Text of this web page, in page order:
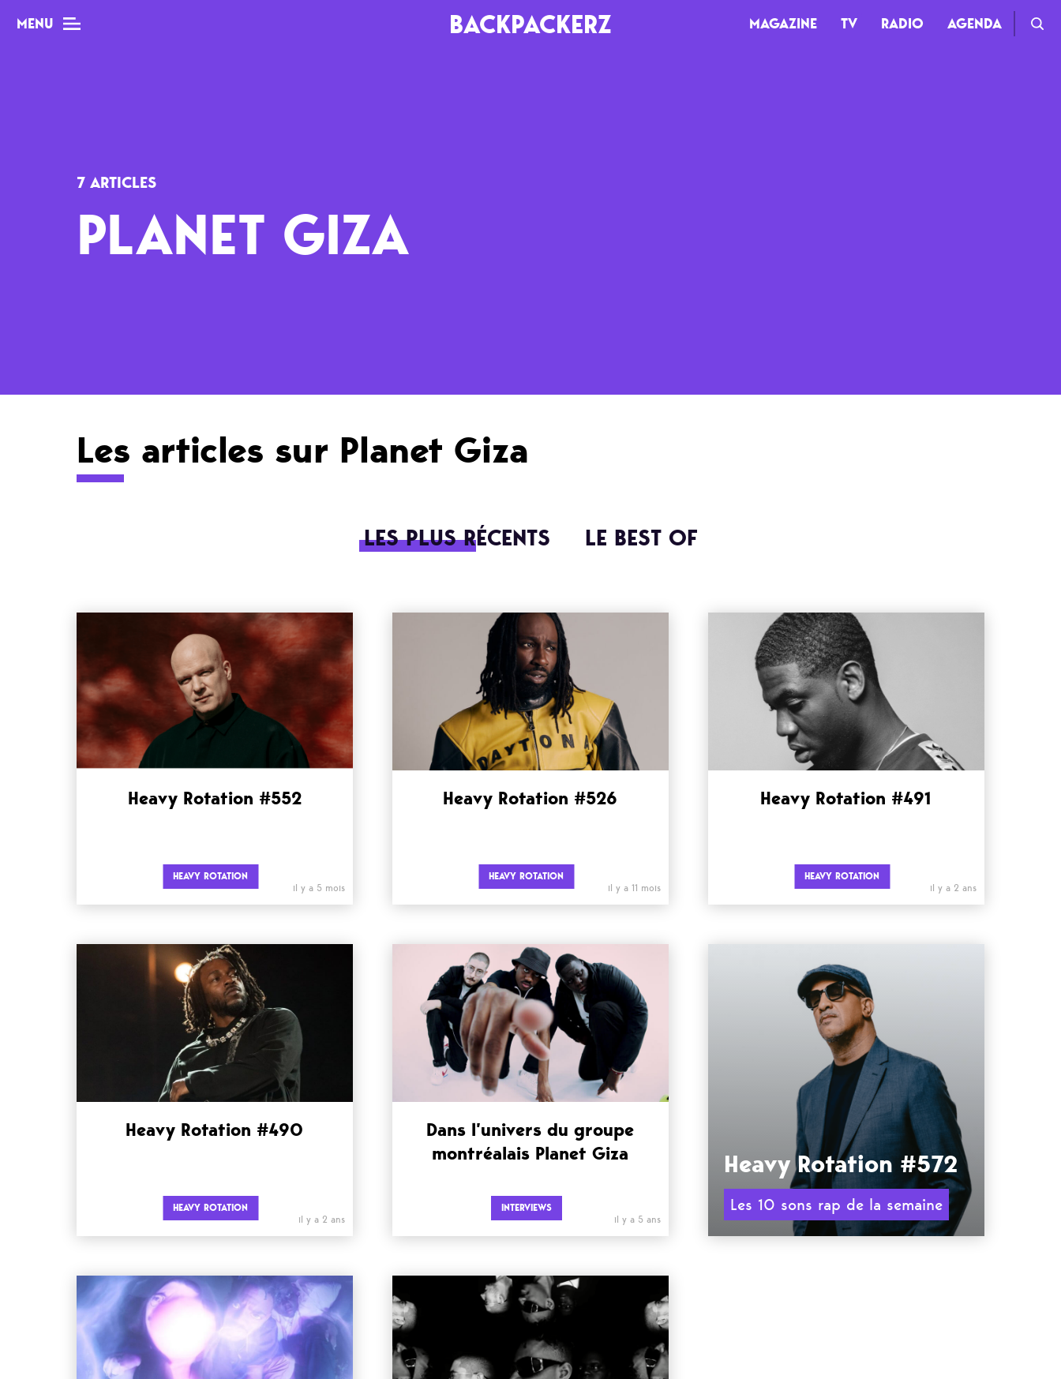
MENU BACKPACKERZ MAGAZINE TV RADIO AGENDA
Tops
Interviews
Chroniques
7 ARTICLES
PLANET GIZA
Les articles sur Planet Giza
LES PLUS RÉCENTS LE BEST OF
Heavy Rotation #552
HEAVY ROTATION
il y a 5 mois
Heavy Rotation #526
HEAVY ROTATION
il y a 11 mois
Heavy Rotation #491
HEAVY ROTATION
il y a 2 ans
Heavy Rotation #490
HEAVY ROTATION
il y a 2 ans
Dans l’univers du groupe
montréalais Planet Giza
INTERVIEWS
il y a 5 ans
Heavy Rotation #572
Les 10 sons rap de la semaine